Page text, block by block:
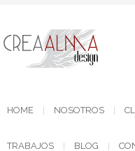
HOME NOSOTROS
TRABAJOS BLOG